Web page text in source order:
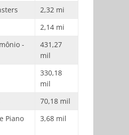
2,32 mi
2,14 mi
-
431,27
mil
330,18
mil
70,18 mil
Piano
3,68 mil